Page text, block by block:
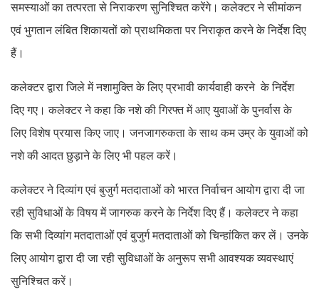
समस्याओं का तत्परता से निराकरण सुनिश्चित करेंगे। कलेक्टर ने सीमांकन
एवं भुगतान लंबित शिकायतों को प्राथमिकता पर निराकृत करने के निर्देश दिए
हैं।
कलेक्टर द्वारा जिले में नशामुक्ति के लिए प्रभावी कार्यवाही करने के निर्देश
दिए गए। कलेक्टर ने कहा कि नशे की गिरफ्त में आए युवाओं के पुनर्वास के
लिए विशेष प्रयास किए जाए। जनजागरुकता के साथ कम उम्र के युवाओं को
नशे की आदत छुड़ाने के लिए भी पहल करें।
कलेक्टर ने दिव्यांग एवं बुजुर्ग मतदाताओं को भारत निर्वाचन आयोग द्वारा दी जा
रही सुविधाओं के विषय में जागरुक करने के निर्देश दिए हैं। कलेक्टर ने कहा
कि सभी दिव्यांग मतदाताओं एवं बुजुर्ग मतदाताओं को चिन्हांकित कर लें। उनके
लिए आयोग द्वारा दी जा रही सुविधाओं के अनुरूप सभी आवश्यक व्यवस्थाएं
सुनिश्चित करें।